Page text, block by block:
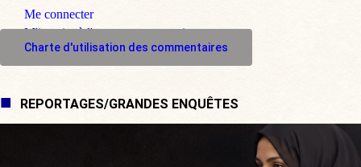
Me connecter
M'inscrire à l'espace commentaire
Charte d'utilisation des commentaires
REPORTAGES/GRANDES ENQUÊTES